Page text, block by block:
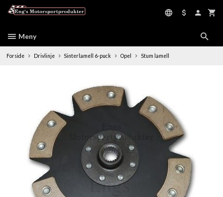
Meny
Forside Drivlinje Sinterlamell 6-puck Opel Stum lamell